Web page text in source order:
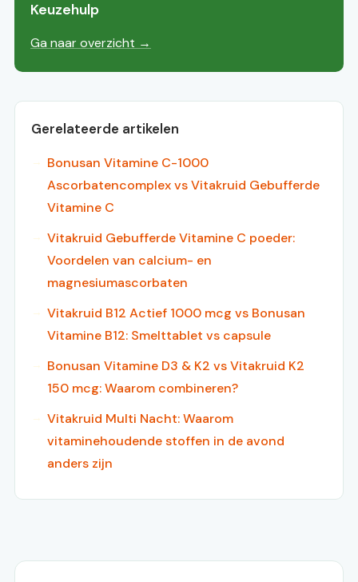
Keuzehulp
Ga naar overzicht →
Gerelateerde artikelen
Bonusan Vitamine C-1000
Ascorbatencomplex vs Vitakruid Gebufferde
Vitamine C
Vitakruid Gebufferde Vitamine C poeder:
Voordelen van calcium- en
magnesiumascorbaten
Vitakruid B12 Actief 1000 mcg vs Bonusan
Vitamine B12: Smelttablet vs capsule
Bonusan Vitamine D3 & K2 vs Vitakruid K2
150 mcg: Waarom combineren?
Vitakruid Multi Nacht: Waarom
vitaminehoudende stoffen in de avond
anders zijn